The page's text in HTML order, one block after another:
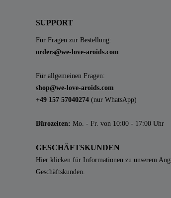
SUPPORT
Für Fragen zur Bestellung:
orders@we-love-aroids.com
Für allgemeinen Fragen:
shop@we-love-aroids.com
+49 157 57040274 (nur WhatsApp)
Bürozeiten: Mo. - Fr. von 10:00 - 17:00 Uhr
GESCHÄFTSKUNDEN
Hier klicken für Informationen zu unserem
Geschäftskunden.